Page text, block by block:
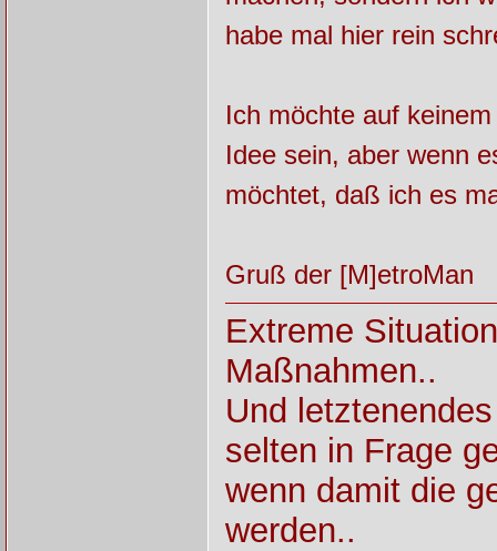
habe mal hier rein
Ich möchte auf
Idee sein, aber wenn
möchtet, daß ich es
Gruß der [M]etroMan
Extreme
Maßnahmen..
Und
selten in Frage
wenn damit die
werden..